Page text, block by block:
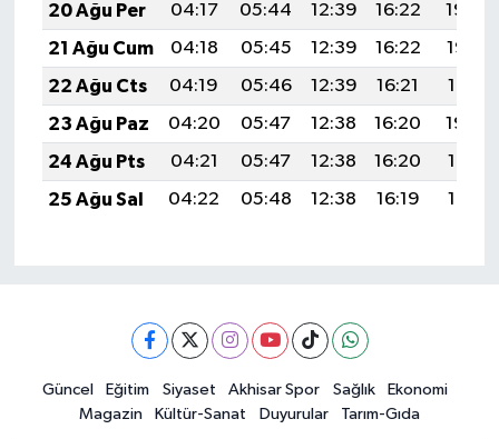
20 Ağu Per
04:17 05:44 12:39 16:22
19:24
21 Ağu Cum
04:18 05:45 12:39 16:22
19:23
22 Ağu Cts
04:19 05:46 12:39 16:21
19:21
23 Ağu Paz
04:20 05:47 12:38 16:20
19:20
24 Ağu Pts
04:21 05:47 12:38 16:20
19:19
25 Ağu Sal
04:22 05:48 12:38 16:19 19:17
Güncel Eğitim Siyaset Akhisar Spor Sağlık
Ekonomi
Magazin
Kültür-Sanat Duyurular Tarım-Gıda